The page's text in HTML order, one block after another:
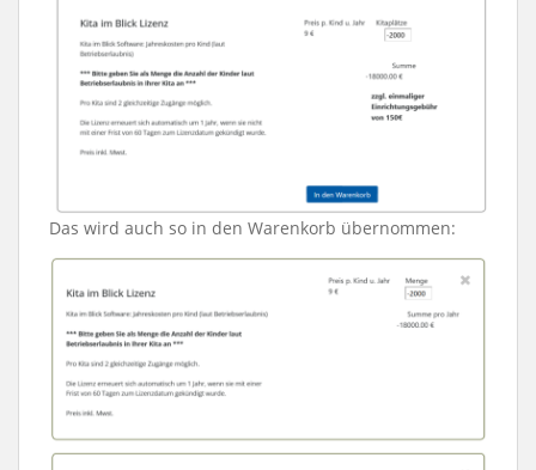
Das wird auch so in den Warenkorb übernommen: